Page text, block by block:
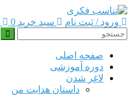
ورود / ثبت نام سبد خرید 0
صفحه اصلی
دوره‌ آموزشی
لاغر شدن
داستان هدایت من